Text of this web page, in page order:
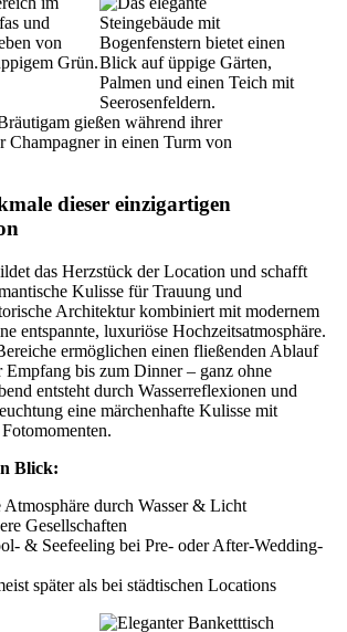
dieser einzigartigen
das Herzstück der Location und schafft
Kulisse für Trauung und
Architektur kombiniert mit modernem
entspannte, luxuriöse Hochzeitsatmosphäre.
ermöglichen einen fließenden Ablauf
Empfang bis zum Dinner – ganz ohne
entsteht durch Wasserreflexionen und
eine märchenhafte Kulisse mit
Blick:
Atmosphäre durch Wasser & Licht
Gesellschaften
& Seefeeling bei Pre- oder After-Wedding-
später als bei städtischen Locations